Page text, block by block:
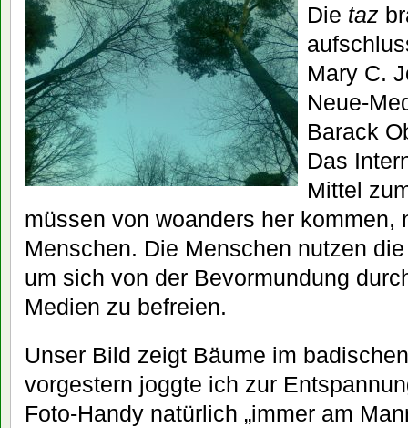
Die taz
Mary C.
Neue-
Barack
Das
Mittel
müssen von woanders her kommen,
Menschen. Die Menschen nutzen
um sich von der Bevormundung
Medien zu befreien.
Unser Bild zeigt Bäume im
vorgestern joggte ich zur
Foto-Handy natürlich „immer am